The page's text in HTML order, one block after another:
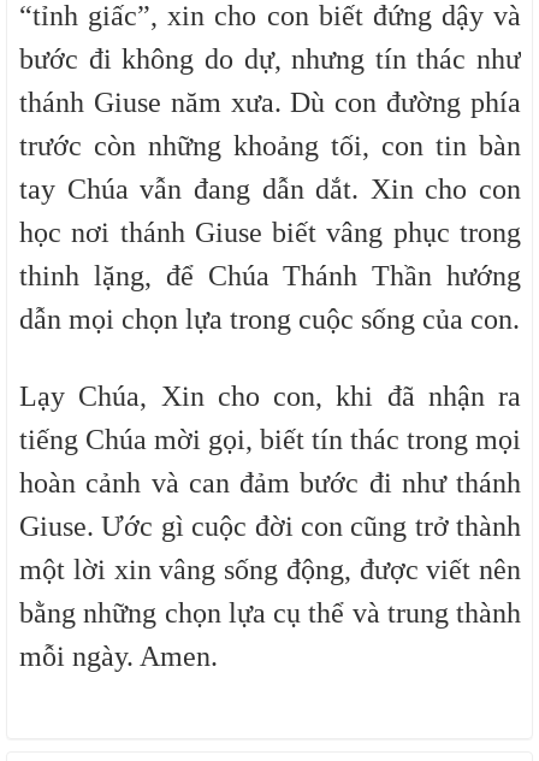
“tỉnh giấc”, xin cho con biết đứng dậy và
bước đi không do dự, nhưng tín thác như
thánh Giuse năm xưa. Dù con đường phía
trước còn những khoảng tối, con tin bàn
tay Chúa vẫn đang dẫn dắt. Xin cho con
học nơi thánh Giuse biết vâng phục trong
thinh lặng, để Chúa Thánh Thần hướng
dẫn mọi chọn lựa trong cuộc sống của con.
Lạy Chúa, Xin cho con, khi đã nhận ra
tiếng Chúa mời gọi, biết tín thác trong mọi
hoàn cảnh và can đảm bước đi như thánh
Giuse. Ước gì cuộc đời con cũng trở thành
một lời xin vâng sống động, được viết nên
bằng những chọn lựa cụ thể và trung thành
mỗi ngày. Amen.